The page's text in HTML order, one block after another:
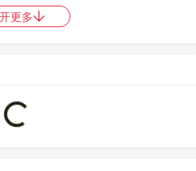
无，。
80。
更多
Loading...